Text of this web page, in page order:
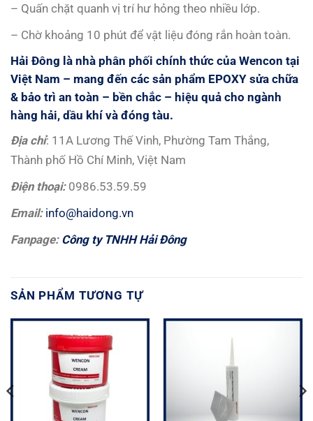
– Quấn chặt quanh vị trí hư hỏng theo nhiều lớp.
– Chờ khoảng 10 phút để vật liệu đóng rắn hoàn toàn.
Hải Đông là nhà phân phối chính thức của Wencon tại
Việt Nam – mang đến các sản phẩm EPOXY sửa chữa
& bảo trì an toàn – bền chắc – hiệu quả cho ngành
hàng hải, dầu khí và đóng tàu.
Địa chỉ: 11A Lương Thế Vinh, Phường Tam Thắng,
Thành phố Hồ Chí Minh, Việt Nam
Điện thoại: 0986.53.59.59
Email: info@haidong.vn
Fanpage: Công ty TNHH Hải Đông
SẢN PHẨM TƯƠNG TỰ